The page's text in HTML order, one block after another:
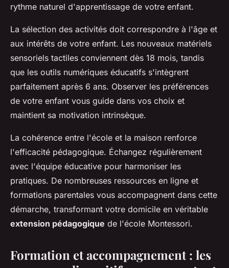
rythme naturel d'apprentissage de votre enfant.
La sélection des activités doit correspondre à l'âge et
aux intérêts de votre enfant. Les nouveaux matériels
sensoriels tactiles conviennent dès 18 mois, tandis
que les outils numériques éducatifs s'intègrent
parfaitement après 6 ans. Observer les préférences
de votre enfant vous guide dans vos choix et
maintient sa motivation intrinsèque.
La cohérence entre l'école et la maison renforce
l'efficacité pédagogique. Échangez régulièrement
avec l'équipe éducative pour harmoniser les
pratiques. De nombreuses ressources en ligne et
formations parentales vous accompagnent dans cette
démarche, transformant votre domicile en véritable
extension pédagogique de l'école Montessori.
Formation et accompagnement : les